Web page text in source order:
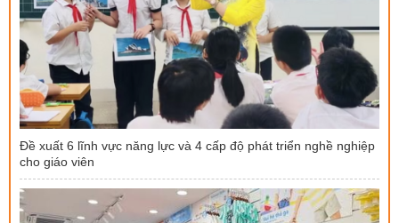
Đề xuất 6 lĩnh vực năng lực và 4 cấp độ phát triển nghề nghiệp
cho giáo viên